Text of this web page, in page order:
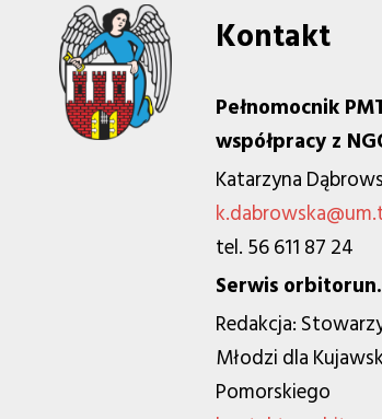
Kontakt
Pełnomocnik
współpracy z
Katarzyna
tel. 56 611 87 24
Serwis
Redakcja:
Młodzi dla
Pomorskiego